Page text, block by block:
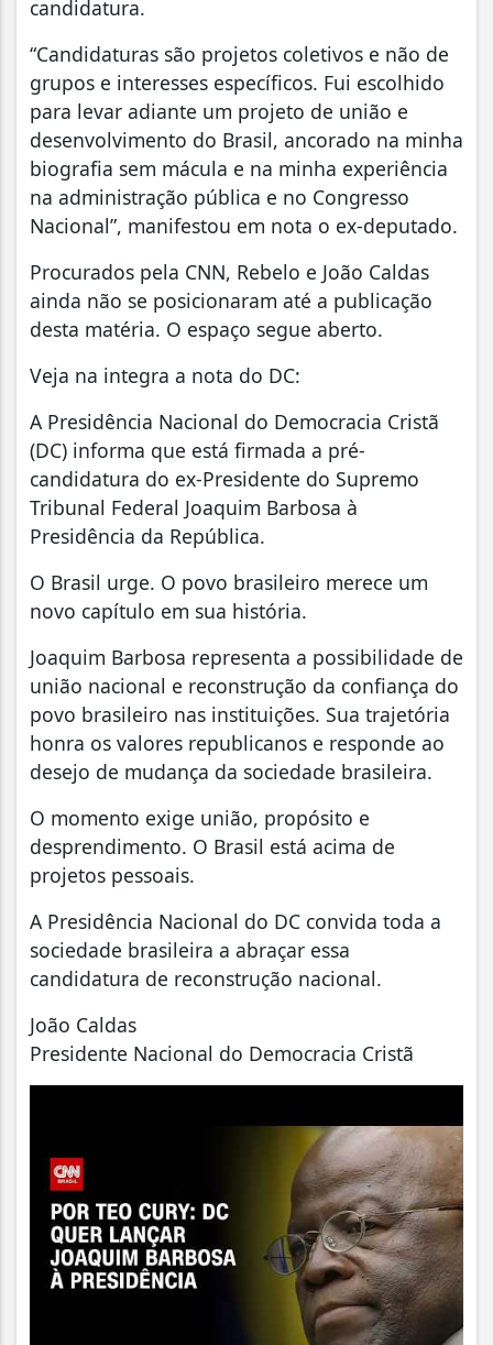
candidatura.
“Candidaturas são projetos coletivos e não de
grupos e interesses específicos. Fui escolhido
para levar adiante um projeto de união e
desenvolvimento do Brasil, ancorado na minha
biografia sem mácula e na minha experiência
na administração pública e no Congresso
Nacional”, manifestou em nota o ex-deputado.
Procurados pela CNN, Rebelo e João Caldas
ainda não se posicionaram até a publicação
desta matéria. O espaço segue aberto.
Veja na integra a nota do DC:
A Presidência Nacional do Democracia Cristã
(DC) informa que está firmada a pré-
candidatura do ex-Presidente do Supremo
Tribunal Federal Joaquim Barbosa à
Presidência da República.
O Brasil urge. O povo brasileiro merece um
novo capítulo em sua história.
Joaquim Barbosa representa a possibilidade de
união nacional e reconstrução da confiança do
povo brasileiro nas instituições. Sua trajetória
honra os valores republicanos e responde ao
desejo de mudança da sociedade brasileira.
O momento exige união, propósito e
desprendimento. O Brasil está acima de
projetos pessoais.
A Presidência Nacional do DC convida toda a
sociedade brasileira a abraçar essa
candidatura de reconstrução nacional.
João Caldas
Presidente Nacional do Democracia Cristã